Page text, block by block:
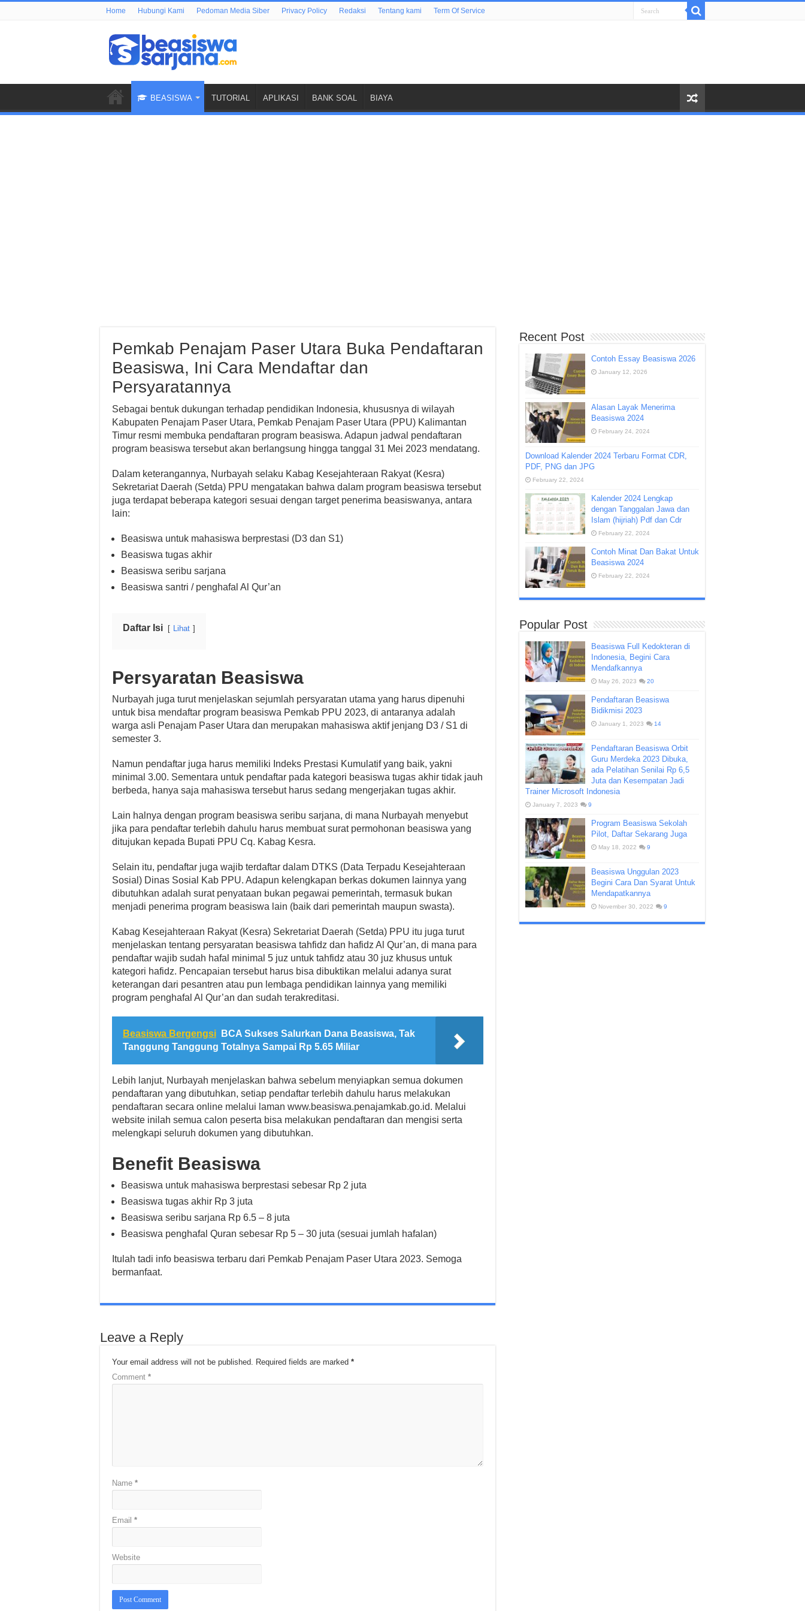
Home Hubungi Kami Pedoman Media Siber Privacy Policy Redaksi Tentang kami Term Of Service
BEASISWA TUTORIAL APLIKASI BANK SOAL BIAYA
Pemkab Penajam Paser Utara Buka Pendaftaran
Beasiswa, Ini Cara Mendaftar dan
Persyaratannya
Sebagai bentuk dukungan terhadap pendidikan Indonesia, khususnya di wilayah
Kabupaten Penajam Paser Utara, Pemkab Penajam Paser Utara (PPU) Kalimantan
Timur resmi membuka pendaftaran program beasiswa. Adapun jadwal pendaftaran
program beasiswa tersebut akan berlangsung hingga tanggal 31 Mei 2023 mendatang.
Dalam keterangannya, Nurbayah selaku Kabag Kesejahteraan Rakyat (Kesra)
Sekretariat Daerah (Setda) PPU mengatakan bahwa dalam program beasiswa tersebut
juga terdapat beberapa kategori sesuai dengan target penerima beasiswanya, antara
lain:
Beasiswa untuk mahasiswa berprestasi (D3 dan S1)
Beasiswa tugas akhir
Beasiswa seribu sarjana
Beasiswa santri / penghafal Al Qur’an
Daftar Isi Lihat
Persyaratan Beasiswa
Nurbayah juga turut menjelaskan sejumlah persyaratan utama yang harus dipenuhi
untuk bisa mendaftar program beasiswa Pemkab PPU 2023, di antaranya adalah
warga asli Penajam Paser Utara dan merupakan mahasiswa aktif jenjang D3 / S1 di
semester 3.
Namun pendaftar juga harus memiliki Indeks Prestasi Kumulatif yang baik, yakni
minimal 3.00. Sementara untuk pendaftar pada kategori beasiswa tugas akhir tidak jauh
berbeda, hanya saja mahasiswa tersebut harus sedang mengerjakan tugas akhir.
Lain halnya dengan program beasiswa seribu sarjana, di mana Nurbayah menyebut
jika para pendaftar terlebih dahulu harus membuat surat permohonan beasiswa yang
ditujukan kepada Bupati PPU Cq. Kabag Kesra.
Selain itu, pendaftar juga wajib terdaftar dalam DTKS (Data Terpadu Kesejahteraan
Sosial) Dinas Sosial Kab PPU. Adapun kelengkapan berkas dokumen lainnya yang
dibutuhkan adalah surat penyataan bukan pegawai pemerintah, termasuk bukan
menjadi penerima program beasiswa lain (baik dari pemerintah maupun swasta).
Kabag Kesejahteraan Rakyat (Kesra) Sekretariat Daerah (Setda) PPU itu juga turut
menjelaskan tentang persyaratan beasiswa tahfidz dan hafidz Al Qur’an, di mana para
pendaftar wajib sudah hafal minimal 5 juz untuk tahfidz atau 30 juz khusus untuk
kategori hafidz. Pencapaian tersebut harus bisa dibuktikan melalui adanya surat
keterangan dari pesantren atau pun lembaga pendidikan lainnya yang memiliki
program penghafal Al Qur’an dan sudah terakreditasi.
Beasiswa Bergengsi
BCA Sukses Salurkan Dana Beasiswa, Tak
Tanggung Tanggung Totalnya Sampai Rp 5.65 Miliar
Lebih lanjut, Nurbayah menjelaskan bahwa sebelum menyiapkan semua dokumen
pendaftaran yang dibutuhkan, setiap pendaftar terlebih dahulu harus melakukan
pendaftaran secara online melalui laman www.beasiswa.penajamkab.go.id. Melalui
website inilah semua calon peserta bisa melakukan pendaftaran dan mengisi serta
melengkapi seluruh dokumen yang dibutuhkan.
Benefit Beasiswa
Beasiswa untuk mahasiswa berprestasi sebesar Rp 2 juta
Beasiswa tugas akhir Rp 3 juta
Beasiswa seribu sarjana Rp 6.5 – 8 juta
Beasiswa penghafal Quran sebesar Rp 5 – 30 juta (sesuai jumlah hafalan)
Itulah tadi info beasiswa terbaru dari Pemkab Penajam Paser Utara 2023. Semoga
bermanfaat.
Leave a Reply
Your email address will not be published. Required fields are marked *
Comment *
Name *
Email *
Website
Recent Post
Contoh Essay Beasiswa 2026
January 12, 2026
Alasan Layak Menerima
Beasiswa 2024
February 24, 2024
Download Kalender 2024 Terbaru Format CDR,
PDF, PNG dan JPG
February 22, 2024
Kalender 2024 Lengkap
dengan Tanggalan Jawa dan
Islam (hijriah) Pdf dan Cdr
February 22, 2024
Contoh Minat Dan Bakat Untuk
Beasiswa 2024
February 22, 2024
Popular Post
Beasiswa Full Kedokteran di
Indonesia, Begini Cara
Mendafkannya
May 26, 2023 20
Pendaftaran Beasiswa
Bidikmisi 2023
January 1, 2023 14
Pendaftaran Beasiswa Orbit
Guru Merdeka 2023 Dibuka,
ada Pelatihan Senilai Rp 6,5
Juta dan Kesempatan Jadi
Trainer Microsoft Indonesia
January 7, 2023 9
Program Beasiswa Sekolah
Pilot, Daftar Sekarang Juga
May 18, 2022 9
Beasiswa Unggulan 2023
Begini Cara Dan Syarat Untuk
Mendapatkannya
November 30, 2022 9